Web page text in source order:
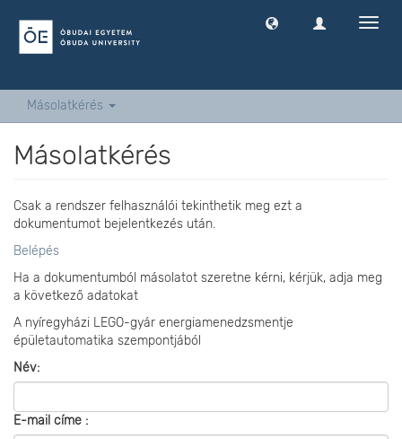
Másolatkérés
Másolatkérés
Csak a rendszer felhasználói tekinthetik meg ezt a
dokumentumot bejelentkezés után.
Belépés
Ha a dokumentumból másolatot szeretne kérni, kérjük, adja meg
a következő adatokat
A nyíregyházi LEGO-gyár energiamenedzsmentje
épületautomatika szempontjából
Név:
E-mail címe :